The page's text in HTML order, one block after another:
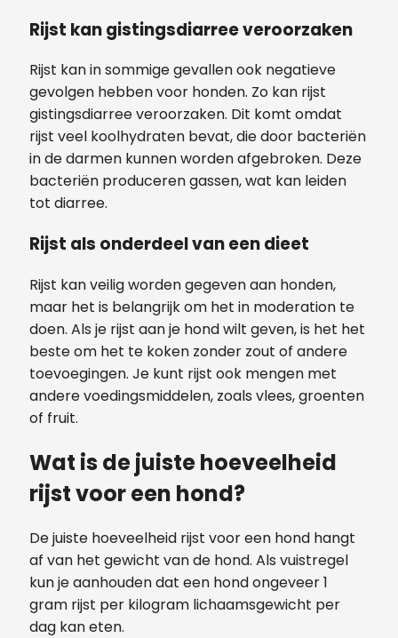
Rijst kan gistingsdiarree veroorzaken
Rijst kan in sommige gevallen ook negatieve
gevolgen hebben voor honden. Zo kan rijst
gistingsdiarree veroorzaken. Dit komt omdat
rijst veel koolhydraten bevat, die door bacteriën
in de darmen kunnen worden afgebroken. Deze
bacteriën produceren gassen, wat kan leiden
tot diarree.
Rijst als onderdeel van een dieet
Rijst kan veilig worden gegeven aan honden,
maar het is belangrijk om het in moderation te
doen. Als je rijst aan je hond wilt geven, is het het
beste om het te koken zonder zout of andere
toevoegingen. Je kunt rijst ook mengen met
andere voedingsmiddelen, zoals vlees, groenten
of fruit.
Wat is de juiste hoeveelheid
rijst voor een hond?
De juiste hoeveelheid rijst voor een hond hangt
af van het gewicht van de hond. Als vuistregel
kun je aanhouden dat een hond ongeveer 1
gram rijst per kilogram lichaamsgewicht per
dag kan eten.